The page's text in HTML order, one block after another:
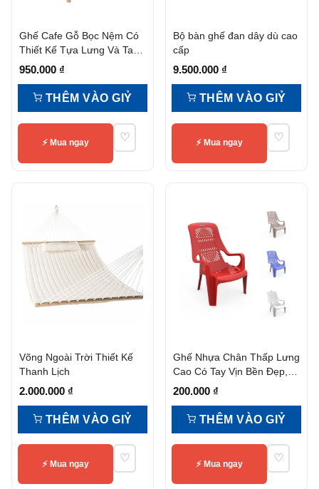
Ghế Cafe Gỗ Bọc Nệm Có
Thiết Kế Tựa Lưng Và Tay
Vịn
950.000 ₫
THÊM VÀO GIỶ
⚡ Mua ngay ♡
Bộ bàn ghế đan dây dù cao
cấp
9.500.000 ₫
THÊM VÀO GIỶ
⚡ Mua ngay ♡
Võng Ngoài Trời Thiết Kế
Thanh Lịch
2.000.000 ₫
THÊM VÀO GIỶ
⚡ Mua ngay ♡
Ghế Nhựa Chân Thấp Lưng
Cao Có Tay Vịn Bền Đẹp,
Tiện Nghi
200.000 ₫
THÊM VÀO GIỶ
⚡ Mua ngay ♡